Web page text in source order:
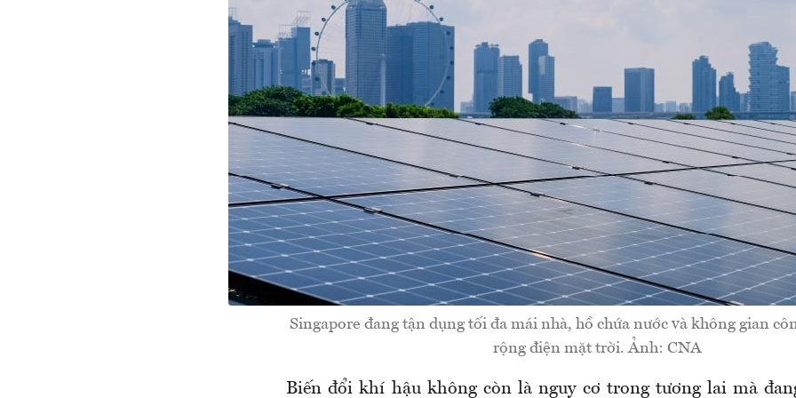
Singapore đang tận dụng tối đa mái nhà, hồ chứa nước và không gian
rộng điện mặt trời. Ảnh: CNA
Biến đổi khí hậu không còn là nguy cơ trong tương lai mà